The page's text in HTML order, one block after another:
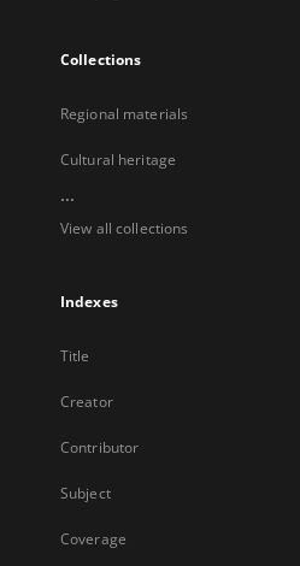
Collections
Regional materials
Cultural heritage
...
View all collections
Indexes
Title
Creator
Contributor
Subject
Coverage